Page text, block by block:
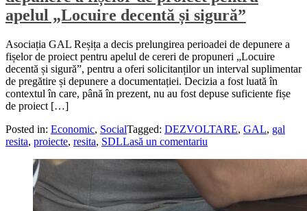
apelul „Locuire decentă și sigură”
Asociația GAL Reșița a decis prelungirea perioadei de depunere a
fișelor de proiect pentru apelul de cereri de propuneri „Locuire
decentă și sigură”, pentru a oferi solicitanților un interval suplimentar
de pregătire și depunere a documentației. Decizia a fost luată în
contextul în care, până în prezent, nu au fost depuse suficiente fișe
de proiect […]
Posted in: Economic, SocialTagged: DEZVOLTARE, GAL, gal
resita, proiecte, resita, SDLLasă un comentariu